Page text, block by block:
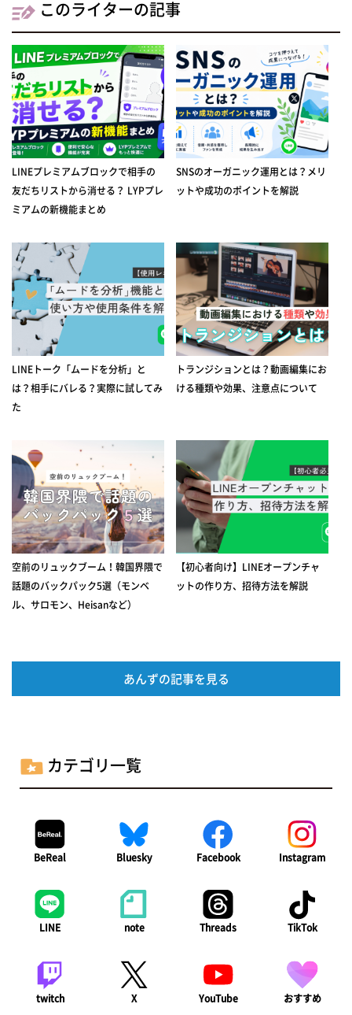
このライターの記事
LINEプレミアムブロックで相手の
友だちリストから消せる？ LYPプレ
ミアムの新機能まとめ
SNSのオーガニック運用とは？メリ
ットや成功のポイントを解説
LINEトーク「ムードを分析」と
は？相手にバレる？実際に試してみ
た
トランジションとは？動画編集にお
ける種類や効果、注意点について
空前のリュックブーム！韓国界隈で
話題のバックパック5選（モンベ
ル、サロモン、Heisanなど）
【初心者向け】LINEオープンチャ
ットの作り方、招待方法を解説
あんずの記事を見る
カテゴリ一覧
BeReal Bluesky Facebook Instagram
LINE note Threads TikTok
twitch X YouTube おすすめ